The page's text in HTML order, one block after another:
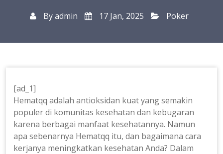
Byadmin 17 Jan, 2025 Poker
[ad_1]
Hematqq adalah antioksidan kuat yang semakin
populer di komunitas kesehatan dan kebugaran
karena berbagai manfaat kesehatannya. Namun
apa sebenarnya Hematqq itu, dan bagaimana cara
kerjanya meningkatkan kesehatan Anda? Dalam